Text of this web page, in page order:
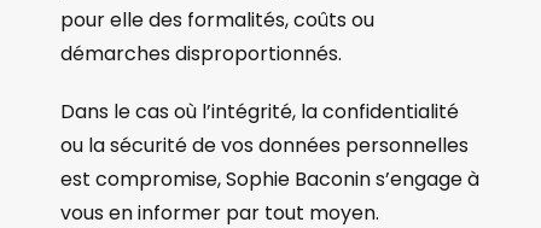
pour elle des formalités, coûts ou
démarches disproportionnés.
Dans le cas où l’intégrité, la confidentialité
ou la sécurité de vos données personnelles
est compromise, Sophie Baconin s’engage à
vous en informer par tout moyen.